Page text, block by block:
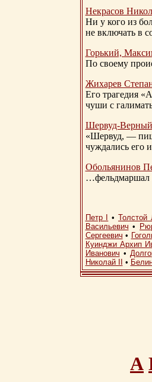
Некрасов
Ни у кого из
не включать в
Горький,
По своему
Жихарев
Его трагедия
чуши с
Шервуд-Верный
«Шервуд, —
чуждались его
Обольянинов
…фельдмаршал
Петр I •Толстой
Васильевич •
Сергеевич •
Куинджи Архип
Иванович •
Николай II
•
А